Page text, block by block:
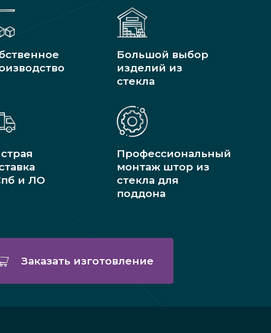
Большой выбор
изделий из
стекла
и ЛО
Профессиональный
монтаж штор из
стекла для
поддона
Заказать изготовление